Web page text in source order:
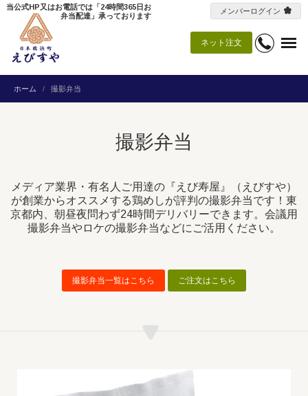
ネット注文
当公式HP又はお電話では「24時間365日お
弁当配達」承っております
メンバーログイン
ホーム 撮影弁当
撮影弁当
メディア業界・有名人ご用達の『えび寿屋』（えびすや）
が創業からオススメする鶏めしが評判の撮影弁当です！東
京都内、朝昼夜問わず24時間デリバリーできます。会議用
撮影弁当やロケの撮影弁当などにご活用ください。
撮影弁当一覧はこちら ご注文はこちら